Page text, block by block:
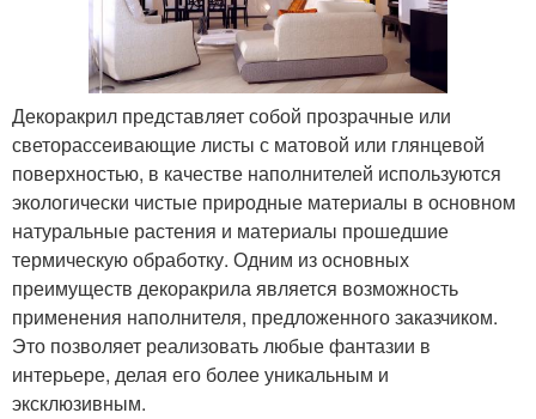
Декоракрил представляет собой прозрачные или
светорассеивающие листы с матовой или глянцевой
поверхностью, в качестве наполнителей используются
экологически чистые природные материалы в основном
натуральные растения и материалы прошедшие
термическую обработку. Одним из основных
преимуществ декоракрила является возможность
применения наполнителя, предложенного заказчиком.
Это позволяет реализовать любые фантазии в
интерьере, делая его более уникальным и
эксклюзивным.